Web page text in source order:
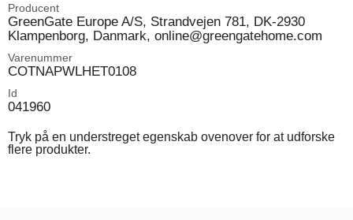
Producent
GreenGate Europe A/S, Strandvejen 781, DK-2930
Klampenborg, Danmark, online@greengatehome.com
Varenummer
COTNAPWLHET0108
Id
041960
Tryk på en understreget egenskab ovenover for at udforske
flere produkter.